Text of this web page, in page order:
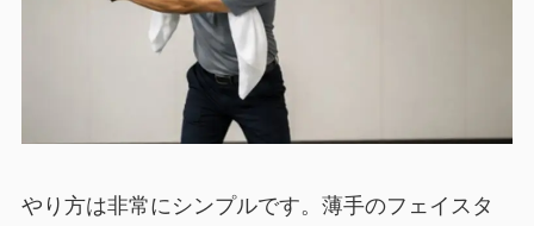
やり方は非常にシンプルです。薄手のフェイスタ